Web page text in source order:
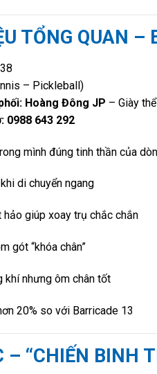
TỔNG QUAN
– Pickleball)
Hoàng Đông JP – Giày
0988 643 292
mình đúng tinh thần của
di chuyển ngang
hảo giúp xoay trụ chắc chắn
gót “khóa chân”
khí nhưng ôm chân tốt
20% so với Barricade 13
– “CHIẾN BINH